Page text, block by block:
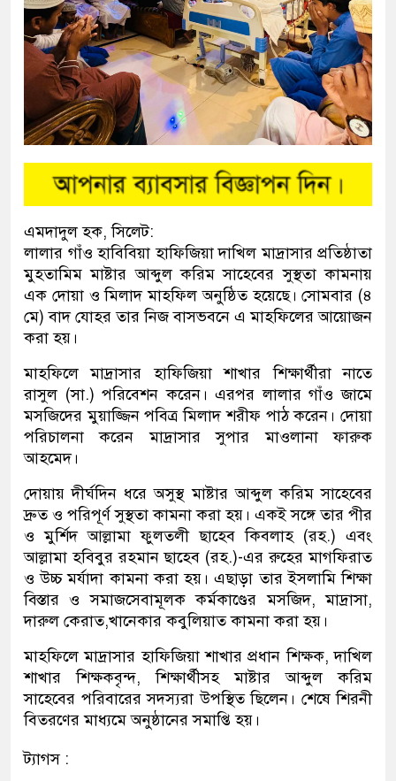
এমদাদুল হক, সিলেট:
লালার গাঁও হাবিবিয়া হাফিজিয়া দাখিল মাদ্রাসার প্রতিষ্ঠাতা
মুহতামিম মাষ্টার আব্দুল করিম সাহেবের সুস্থতা কামনায়
এক দোয়া ও মিলাদ মাহফিল অনুষ্ঠিত হয়েছে। সোমবার (৪
মে) বাদ যোহর তার নিজ বাসভবনে এ মাহফিলের আয়োজন
করা হয়।
মাহফিলে মাদ্রাসার হাফিজিয়া শাখার শিক্ষার্থীরা নাতে
রাসুল (সা.) পরিবেশন করেন। এরপর লালার গাঁও জামে
মসজিদের মুয়াজ্জিন পবিত্র মিলাদ শরীফ পাঠ করেন। দোয়া
পরিচালনা করেন মাদ্রাসার সুপার মাওলানা ফারুক
আহমেদ।
দোয়ায় দীর্ঘদিন ধরে অসুস্থ মাষ্টার আব্দুল করিম সাহেবের
দ্রুত ও পরিপূর্ণ সুস্থতা কামনা করা হয়। একই সঙ্গে তার পীর
ও মুর্শিদ আল্লামা ফুলতলী ছাহেব কিবলাহ (রহ.) এবং
আল্লামা হবিবুর রহমান ছাহেব (রহ.)-এর রুহের মাগফিরাত
ও উচ্চ মর্যাদা কামনা করা হয়। এছাড়া তার ইসলামি শিক্ষা
বিস্তার ও সমাজসেবামূলক কর্মকাণ্ডের মসজিদ, মাদ্রাসা,
দারুল কেরাত,খানেকার কবুলিয়াত কামনা করা হয়।
মাহফিলে মাদ্রাসার হাফিজিয়া শাখার প্রধান শিক্ষক, দাখিল
শাখার শিক্ষকবৃন্দ, শিক্ষার্থীসহ মাষ্টার আব্দুল করিম
সাহেবের পরিবারের সদস্যরা উপস্থিত ছিলেন। শেষে শিরনী
বিতরণের মাধ্যমে অনুষ্ঠানের সমাপ্তি হয়।
ট্যাগস :